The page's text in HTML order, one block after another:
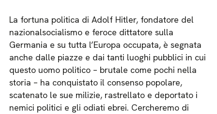
La fortuna politica di Adolf Hitler, fondatore del
nazionalsocialismo e feroce dittatore sulla
Germania e su tutta l’Europa occupata, è segnata
anche dalle piazze e dai tanti luoghi pubblici in cui
questo uomo politico – brutale come pochi nella
storia – ha conquistato il consenso popolare,
scatenato le sue milizie, rastrellato e deportato i
nemici politici e gli odiati ebrei. Cercheremo di